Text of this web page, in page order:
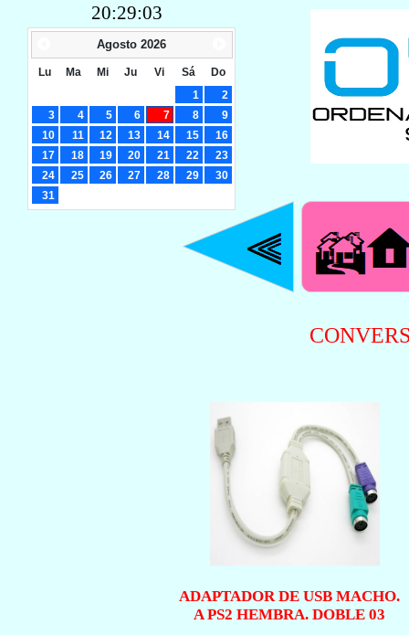
ADAPTADOR DE USB MACHO.
A PS2 HEMBRA. DOBLE 03
20:29:03
Agosto 2026
Lu Ma Mi Ju Vi Sá
Do
1
2
3
4 5 6 7 8
9
10
11 12 13 14 15
16
17
18 19 20 21 22
23
24
25 26 27 28 29
30
31